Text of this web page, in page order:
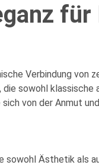
für
Verbindung von
sowohl klassische
von der Anmut
sowohl Ästhetik als